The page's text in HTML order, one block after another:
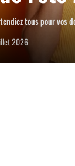
tous pour vos
2026